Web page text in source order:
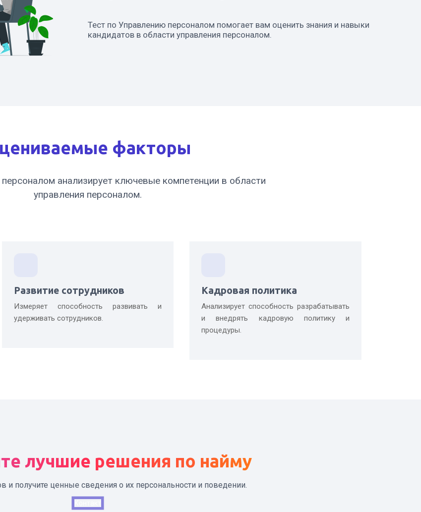
Тест по Управлению персоналом помогает вам оценить знания и навыки
кандидатов в области управления персоналом.
факторы
анализирует ключевые компетенции в области
управления персоналом.
Развитие сотрудников
Измеряет способность развивать и
удерживать сотрудников.
Кадровая политика
Анализирует способность разрабатывать
и внедрять кадровую политику и
процедуры.
лучшие решения по найму
и получите ценные сведения о их персональности и поведении.